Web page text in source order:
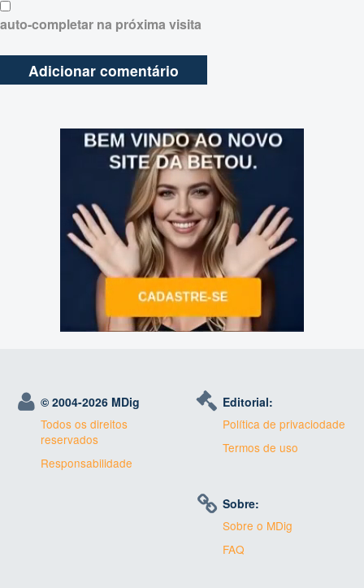
auto-completar na próxima visita
© 2004-2026 MDig
Todos os direitos
reservados
Responsabilidade
Editorial:
Política de privaciodade
Termos de uso
Sobre:
Sobre o MDig
FAQ